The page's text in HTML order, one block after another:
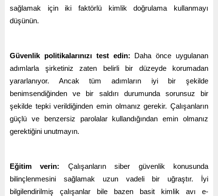
sağlamak için iki faktörlü kimlik doğrulama kullanmayı
düşünün.
Güvenlik politikalarınızı test edin: Daha önce uygulanan
adımlarla şirketiniz zaten belirli bir düzeyde korumadan
yararlanıyor. Ancak tüm adımların iyi bir şekilde
benimsendiğinden ve bir saldırı durumunda sorunsuz bir
şekilde tepki verildiğinden emin olmanız gerekir. Çalışanların
güçlü ve benzersiz parolalar kullandığından emin olmanız
gerektiğini unutmayın.
Eğitim verin: Çalışanların siber güvenlik konusunda
bilinçlenmesini sağlamak uzun vadeli bir uğraştır. İyi
bilgilendirilmiş çalışanlar bile bazen basit kimlik avı e-